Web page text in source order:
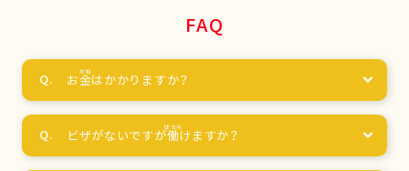
FAQ
お金はかかりますか？
ビザがないですが働けますか？